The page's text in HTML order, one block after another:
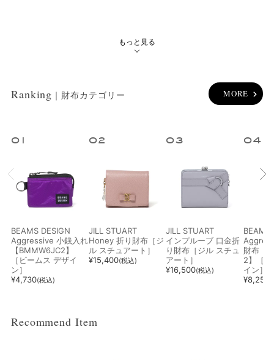
オレンジ系 グリーン系
イエロー系 ゴールド系 シルバー系
もっと見る
Ranking ｜財布カテゴリー MORE
1
BEAMS DESIGN
Aggressive 小銭入れ
【BMMW6JC2】
［ビームス デザイ
ン］
¥4,730(税込)
2
JILL STUART
Honey 折り財布［ジ
ル スチュアート］
¥15,400(税込)
3
JILL STUART
インプルーブ 口金折
り財布［ジル スチュ
アート］
¥16,500(税込)
4
BEAMS
財布【
2】［
イン］
¥8,250
Recommend Item